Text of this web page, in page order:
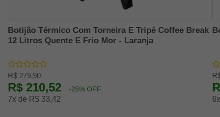
Botijão Térmico Com Torneira E Tripé Coffee Break
12 Litros Quente E Frio Mor - Laranja
R$ 279,90
R$ 210,52 -25% OFF
7x de R$ 33,42